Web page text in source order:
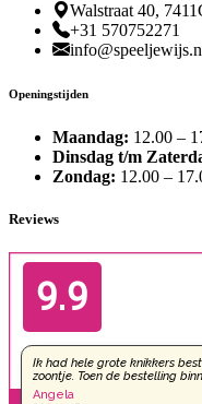
Walstraat 40,
+31 570752271
Openingstijden
Maandag: 12.00 –
Dinsdag t/m
Zondag: 12.00 –
Reviews